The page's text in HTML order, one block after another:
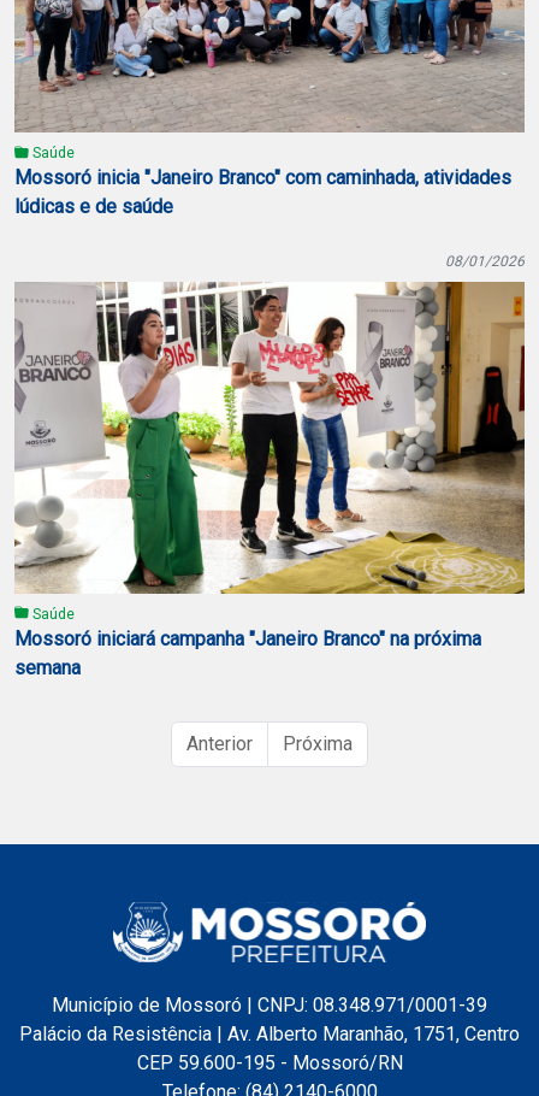
Saúde
Mossoró inicia "Janeiro Branco" com caminhada, atividades
lúdicas e de saúde
08/01/2026
Saúde
Mossoró iniciará campanha "Janeiro Branco" na próxima
semana
Anterior Próxima
Município de Mossoró | CNPJ: 08.348.971/0001-39
Palácio da Resistência | Av. Alberto Maranhão, 1751, Centro
CEP 59.600-195 - Mossoró/RN
Telefone: (84) 2140-6000